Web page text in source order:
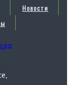
Новости